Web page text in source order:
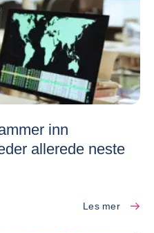
inn
allerede neste
Les mer